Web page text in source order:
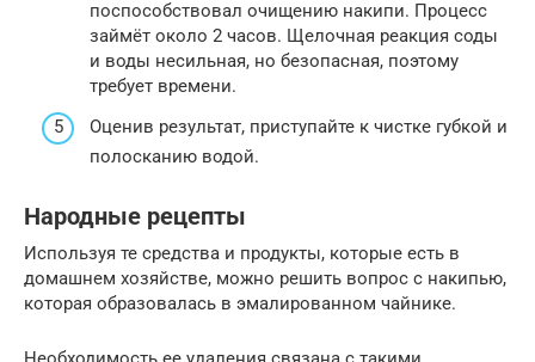
поспособствовал очищению накипи. Процесс
займёт около 2 часов. Щелочная реакция соды
и воды несильная, но безопасная, поэтому
требует времени.
Оценив результат, приступайте к чистке губкой и
полосканию водой.
Народные рецепты
Используя те средства и продукты, которые есть в
домашнем хозяйстве, можно решить вопрос с накипью,
которая образовалась в эмалированном чайнике.